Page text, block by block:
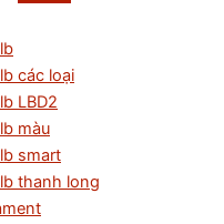
các loại
LBD2
màu
smart
thanh long